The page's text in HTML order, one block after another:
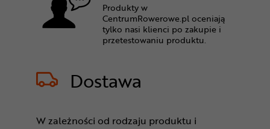
Produkty w
CentrumRowerowe.pl oceniają
tylko nasi klienci po zakupie i
przetestowaniu produktu.
Dostawa
W zależności od rodzaju produktu i